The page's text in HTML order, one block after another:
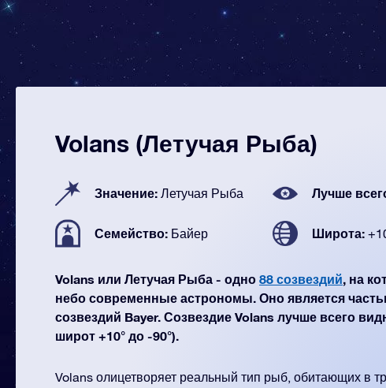
Volans (Летучая Рыба)
Значение: Летучая Рыба Лучше
Семейство: Байер Широта:
Volans или Летучая Рыба - одно 88 созвездий, на
небо современные астрономы. Оно является
созвездий Bayer. Созвездие Volans лучше всего
широт +10° до -90°).
Volans олицетворяет реальный тип рыб, обитающих в